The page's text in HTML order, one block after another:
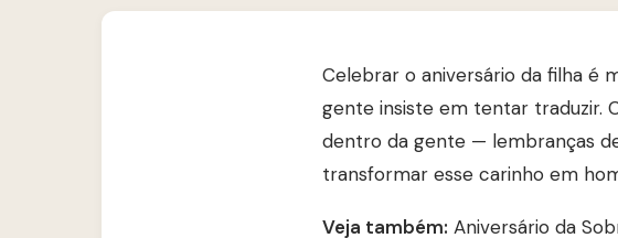
Celebrar o aniversário da filha é
gente insiste em tentar traduzir.
dentro da gente — lembranças
transformar esse carinho em
Veja também: Aniversário da